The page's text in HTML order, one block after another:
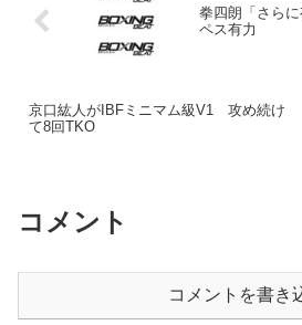
拳四朗「さら
ペス有力
京口紘人がIBFミニマム級V1 攻め続け
て8回TKO
コメント
コメントを書き